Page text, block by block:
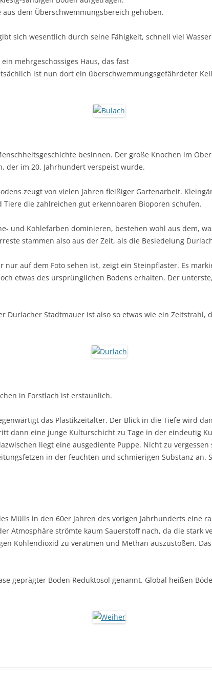
dem Überschwemmungsbereich gehoben.
sich wesentlich durch seine Fähigkeit, schnell viel
mehrge­schossiges Haus, das fast
ist nun dort ein über­schwem­mungsgefährdeter
besinnen. Der große Knochen im
der im 20. Jahrhundert verspeist wurde.
zeugt von vielen Jahren fleißiger Gartenarbeit.
die zahlreichen gut erkennbaren Bioporen schufen.
und Kohlefarben dominieren, bestehen wohl aus dem,
stammen also aus der Zeit, als die Besiedelung
nur auf dem Foto sehen ist, zeigt ein Steinpflaster. Es
etwas des ursprünglichen Bodens erhalten. Der
Durlacher Stadtmauer ist also so etwas wie ein Zeitstrahl,
in Forstlach ist erstaunlich.
das Plastikzeitalter. Der Blick in die Tiefe wird
dann eine junge Kulturschicht zu Tage in der eindeutig
liegt eine ausgediente Puppe. Nicht zu
in der feuchten und schmierigen Substanz an.
Mülls in den 60er Jahren des vorigen Jahrhunderts eine
Atmosphäre strömte kaum Sauerstoff nach, da die stark
Kohlendioxid zu veratmen und Methan auszustoßen.
geprägter Boden Reduktosol genannt. Global heißen